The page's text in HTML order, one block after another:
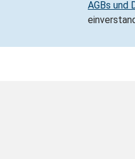
AGBs und